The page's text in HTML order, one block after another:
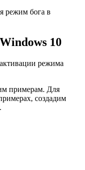
режим бога в
10
режима
примерам. Для
создадим